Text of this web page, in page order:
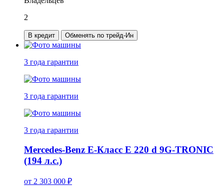
2
В кредит Обменять по трейд-Ин
3 года гарантии
3 года гарантии
3 года гарантии
Mercedes-Benz E-Класс E 220 d 9G-TRONIC
(194 л.с.)
от 2 303 000 ₽